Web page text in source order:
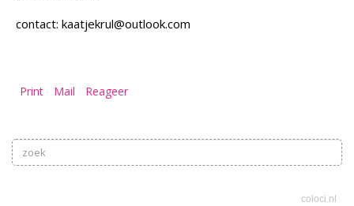
contact: kaatjekrul@outlook.com
Print Mail Reageer
coloci.nl